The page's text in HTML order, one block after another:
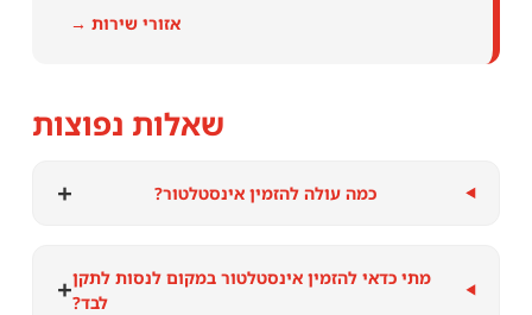
אזורי שירות →
שאלות נפוצות
כמה עולה להזמין אינסטלטור? +
מתי כדאי להזמין אינסטלטור במקום לנסות לתקן
לבד?+